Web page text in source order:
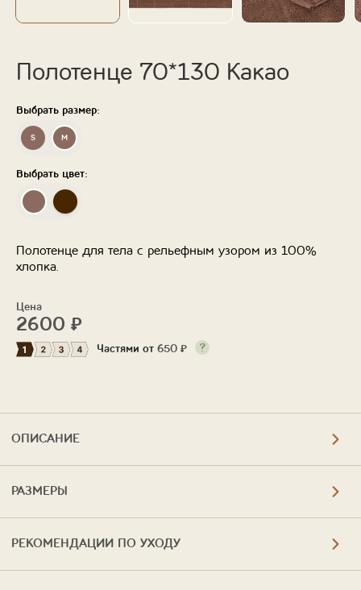
Полотенце 70*130 Какао
Выбрать размер:
S M
Выбрать цвет:
Полотенце для тела с рельефным узором из 100%
хлопка.
Цена
2600 ₽
Частями от 650 ₽
ОПИСАНИЕ
РАЗМЕРЫ
РЕКОМЕНДАЦИИ ПО УХОДУ